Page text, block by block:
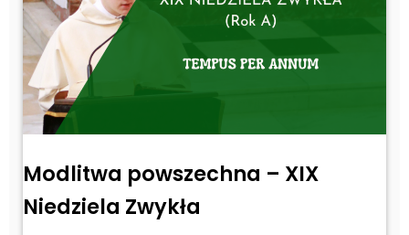
Modlitwa powszechna – XIX
Niedziela Zwykła